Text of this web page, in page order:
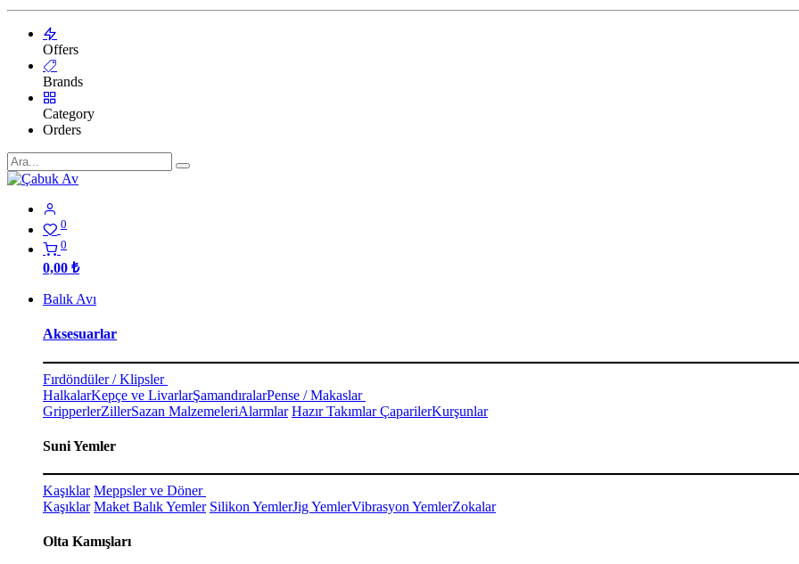
Offers
Brands
Category
Orders
0
0
0,00 ₺
Balık Avı
Aksesuarlar
Fırdöndüler / Klipsler
HalkalarKepçe ve LivarlarŞamandıralarPense / Makaslar
GripperlerZillerSazan MalzemeleriAlarmlar Hazır Takımlar ÇaparilerKurşunlar
Suni Yemler
Kaşıklar Meppsler ve Döner
Kaşıklar Maket Balık Yemler Silikon YemlerJig YemlerVibrasyon YemlerZokalar
Olta Kamışları